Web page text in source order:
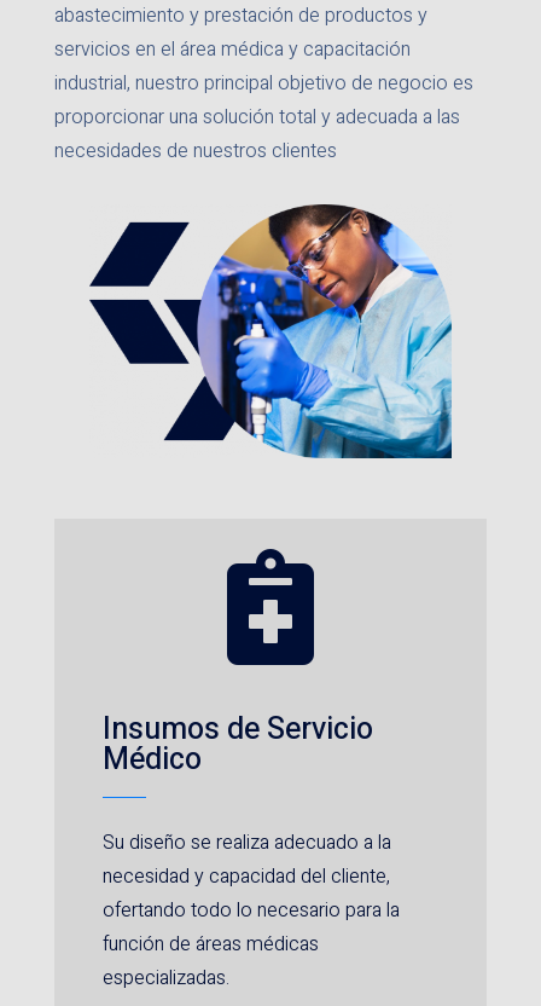
abastecimiento y prestación de productos y
servicios en el área médica y capacitación
industrial, nuestro principal objetivo de negocio es
proporcionar una solución total y adecuada a las
necesidades de nuestros clientes

Insumos de Servicio
Médico
Su diseño se realiza adecuado a la
necesidad y capacidad del cliente,
ofertando todo lo necesario para la
función de áreas médicas
especializadas.